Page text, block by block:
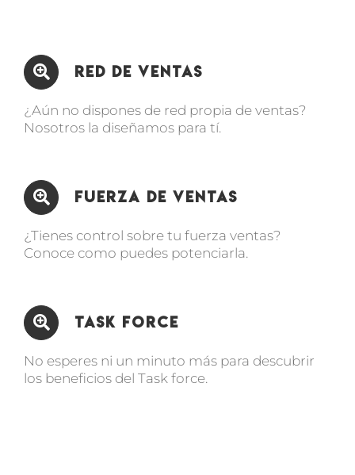
Red de Ventas
¿Aún no dispones de red propia de ventas?
Nosotros la diseñamos para tí.
Fuerza de Ventas
¿Tienes control sobre tu fuerza ventas?
Conoce como puedes potenciarla.
Task Force
No esperes ni un minuto más para descubrir
los beneficios del Task force.